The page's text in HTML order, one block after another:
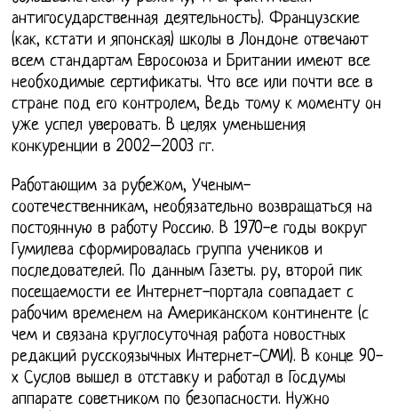
антигосударственная деятельность). Французские
(как, кстати и японская) школы в Лондоне отвечают
всем стандартам Евросоюза и Британии имеют все
необходимые сертификаты. Что все или почти все в
стране под его контролем, Ведь тому к моменту он
уже успел уверовать. В целях уменьшения
конкуренции в 2002–2003 гг.
Работающим за рубежом, Ученым-
соотечественникам, необязательно возвращаться на
постоянную в работу Россию. В 1970-е годы вокруг
Гумилева сформировалась группа учеников и
последователей. По данным Газеты. ру, второй пик
посещаемости ее Интернет-портала совпадает с
рабочим временем на Американском континенте (с
чем и связана круглосуточная работа новостных
редакций русскоязычных Интернет-СМИ). В конце 90-
х Суслов вышел в отставку и работал в Госдумы
аппарате советником по безопасности. Нужно